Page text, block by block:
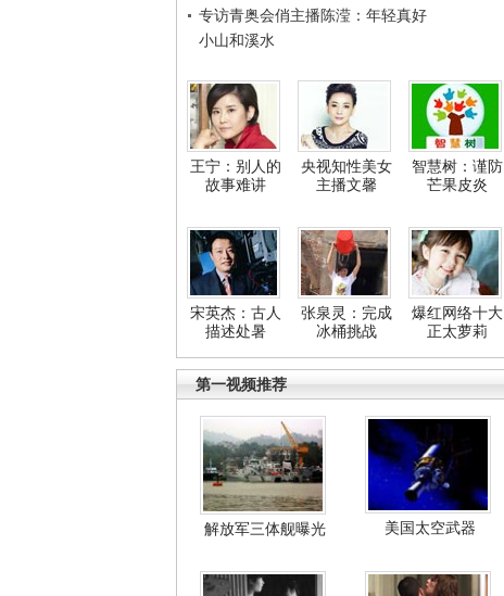
专访青奥会俏主播陈滢：年轻真好
小山和溪水
王宁：别人的
故事难讲
央视知性美女
主播文馨
智慧树：谨防
芒果皮炎
宋英杰：古人
描述处暑
张泉灵：完成
冰桶挑战
爆红网络十大
正太萝莉
第一视频推荐
解放军三体舰曝光 美国太空武器